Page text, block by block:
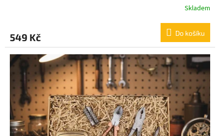
je
5,0
z
5
hvězdiček.
Skladem
549 Kč Do košíku